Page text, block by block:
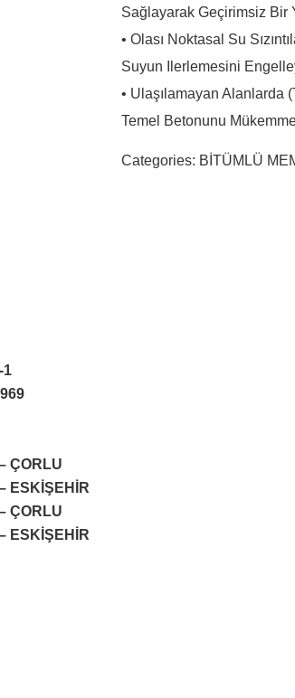
Sağlayarak Geçirimsiz Bir
• Olası Noktasal Su
Suyun Ilerlemesini
• Ulaşılamayan
Temel Betonunu
Categories: BİTÜMLÜ
1
ÇORLU
ESKİŞEHİR
ÇORLU
ESKİŞEHİR